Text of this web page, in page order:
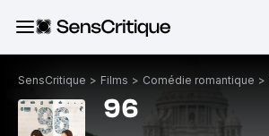
SensCritique > Films > Comédie romantique >
96